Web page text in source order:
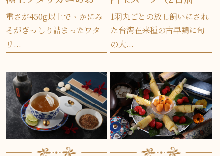
重さが450g以上で、かにみ
そがぎっしり詰まったワタ
リ...
1羽丸ごとの放し飼いにされ
た台湾在来種の古早鶏に旬
の大...